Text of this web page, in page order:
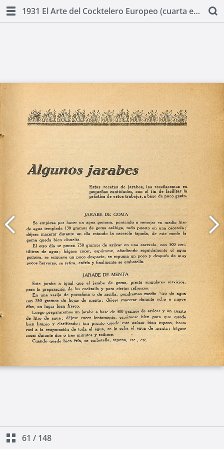
1931 El Arte del Cocktelero Europeo (cuarta edicion) by Ignacio Domenech
61 / 148